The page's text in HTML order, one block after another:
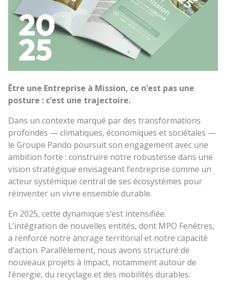
Être une Entreprise à Mission, ce n’est pas une
posture : c’est une trajectoire.
Dans un contexte marqué par des transformations
profondes — climatiques, économiques et sociétales —
le Groupe Pando poursuit son engagement avec une
ambition forte : construire notre robustesse dans une
vision stratégique envisageant l’entreprise comme un
acteur systémique central de ses écosystèmes pour
réinventer un vivre ensemble durable.
En 2025, cette dynamique s’est intensifiée.
L’intégration de nouvelles entités, dont MPO Fenêtres,
a renforcé notre ancrage territorial et notre capacité
d’action. Parallèlement, nous avons structuré de
nouveaux projets à impact, notamment autour de
l’énergie, du recyclage et des mobilités durables.